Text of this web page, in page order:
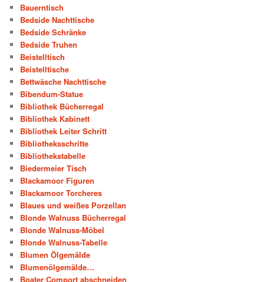
Bauerntisch
Bedside Nachttische
Bedside Schränke
Bedside Truhen
Beistelltisch
Beistelltische
Bettwäsche Nachttische
Bibendum-Statue
Bibliothek Bücherregal
Bibliothek Kabinett
Bibliothek Leiter Schritt
Bibliotheksschritte
Bibliothekstabelle
Biedermeier Tisch
Blackamoor Figuren
Blackamoor Torcheres
Blaues und weißes Porzellan
Blonde Walnuss Bücherregal
Blonde Walnuss-Möbel
Blonde Walnuss-Tabelle
Blumen Ölgemälde
Blumenölgemälde…
Boater Comport abschneiden